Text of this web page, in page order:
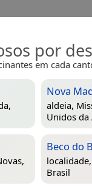
por
em cada
Nova
aldeia,
Unidos da
Beco do
localidade,
Brasil